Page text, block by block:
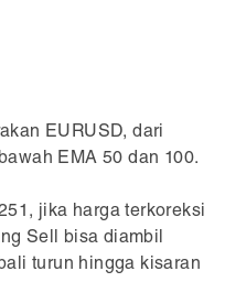
EURUSD, dari
EMA 50 dan 100.
jika harga terkoreksi
Sell bisa diambil
turun hingga kisaran